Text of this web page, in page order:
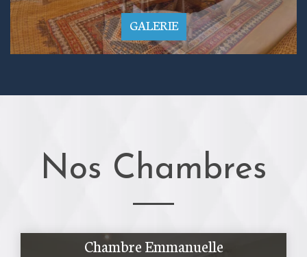
GALERIE
Nos Chambres
Chambre Emmanuelle